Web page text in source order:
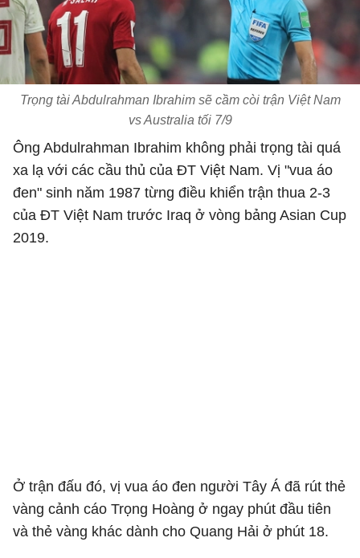
Trọng tài Abdulrahman Ibrahim sẽ cầm còi trận Việt Nam
vs Australia tối 7/9
Ông Abdulrahman Ibrahim không phải trọng tài quá
xa lạ với các cầu thủ của ĐT Việt Nam. Vị "vua áo
đen" sinh năm 1987 từng điều khiển trận thua 2-3
của ĐT Việt Nam trước Iraq ở vòng bảng Asian Cup
2019.
Ở trận đấu đó, vị vua áo đen người Tây Á đã rút thẻ
vàng cảnh cáo Trọng Hoàng ở ngay phút đầu tiên
và thẻ vàng khác dành cho Quang Hải ở phút 18.